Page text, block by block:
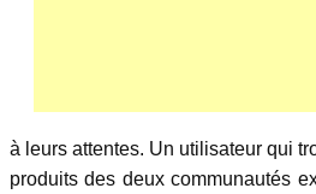
à leurs attentes. Un utilisateur qui
produits des deux communautés